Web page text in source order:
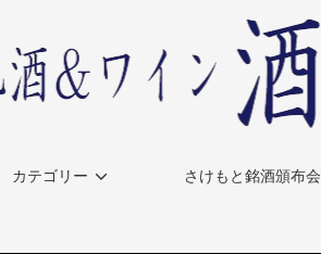
カテゴリー さけもと銘酒頒布会